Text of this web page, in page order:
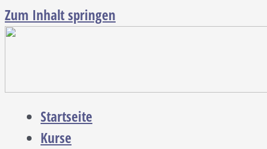
Zum Inhalt springen
Startseite
Kurse